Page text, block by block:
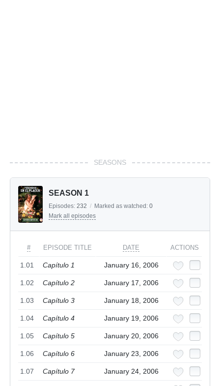
SEASONS
SEASON 1
Episodes: 232 / Marked as watched: 0
Mark all episodes
# EPISODE TITLE DATE ACTIONS
1.01 Capítulo 1 January 16, 2006
1.02 Capítulo 2 January 17, 2006
1.03 Capítulo 3 January 18, 2006
1.04 Capítulo 4 January 19, 2006
1.05 Capítulo 5 January 20, 2006
1.06 Capítulo 6 January 23, 2006
1.07 Capítulo 7 January 24, 2006